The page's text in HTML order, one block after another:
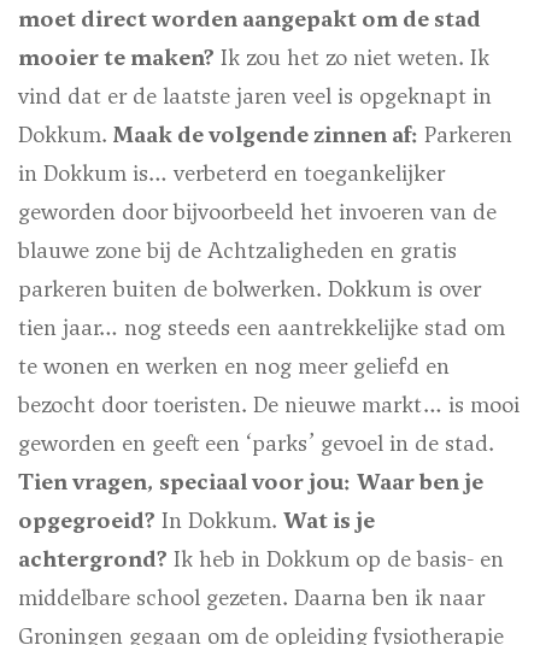
moet direct worden aangepakt om de stad
mooier te maken? Ik zou het zo niet weten. Ik
vind dat er de laatste jaren veel is opgeknapt in
Dokkum. Maak de volgende zinnen af: Parkeren
in Dokkum is… verbeterd en toegankelijker
geworden door bijvoorbeeld het invoeren van de
blauwe zone bij de Achtzaligheden en gratis
parkeren buiten de bolwerken. Dokkum is over
tien jaar… nog steeds een aantrekkelijke stad om
te wonen en werken en nog meer geliefd en
bezocht door toeristen. De nieuwe markt… is mooi
geworden en geeft een ‘parks’ gevoel in de stad.
Tien vragen, speciaal voor jou: Waar ben je
opgegroeid? In Dokkum. Wat is je
achtergrond? Ik heb in Dokkum op de basis- en
middelbare school gezeten. Daarna ben ik naar
Groningen gegaan om de opleiding fysiotherapie